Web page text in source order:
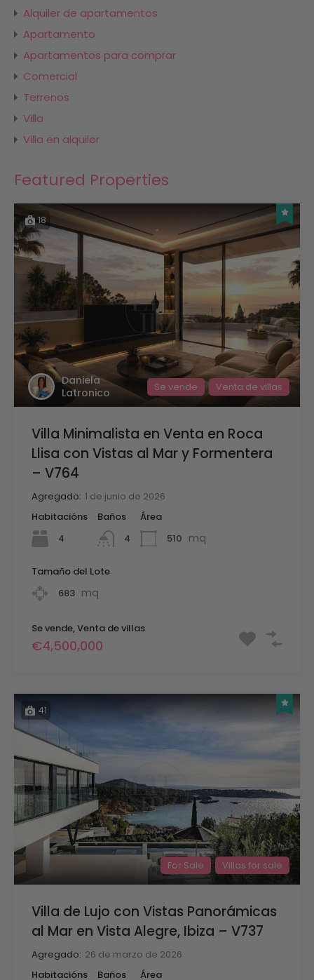
Alquiler de apartamentos
Apartamento
Apartamentos para comprar
Comercial
Terrenos
Villa
Villa en alquiler
Featured Properties
18
Daniela
Latronico
Se vende Venta de villas
Villa Minimalista en Venta en Roca
Llisa con Vistas al Mar y Formentera
– V764
Agregado: 1 de junio de 2026
Habitacións
4
Baños
4
Área
510 mq
Tamaño del Lote
683 mq
Se vende, Venta de villas
€4,500,000
41
For Sale Villas for sale
Villa de Lujo con Vistas Panorámicas
al Mar en Vista Alegre, Ibiza – V737
Agregado: 26 de marzo de 2026
Habitacións
Baños Área